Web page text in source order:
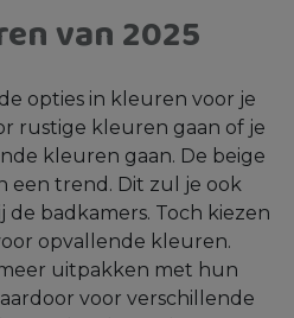
van 2025
opties in kleuren voor je
rustige kleuren gaan of je
kleuren gaan. De beige
een trend. Dit zul je ook
de badkamers. Toch kiezen
opvallende kleuren.
uitpakken met hun
voor verschillende